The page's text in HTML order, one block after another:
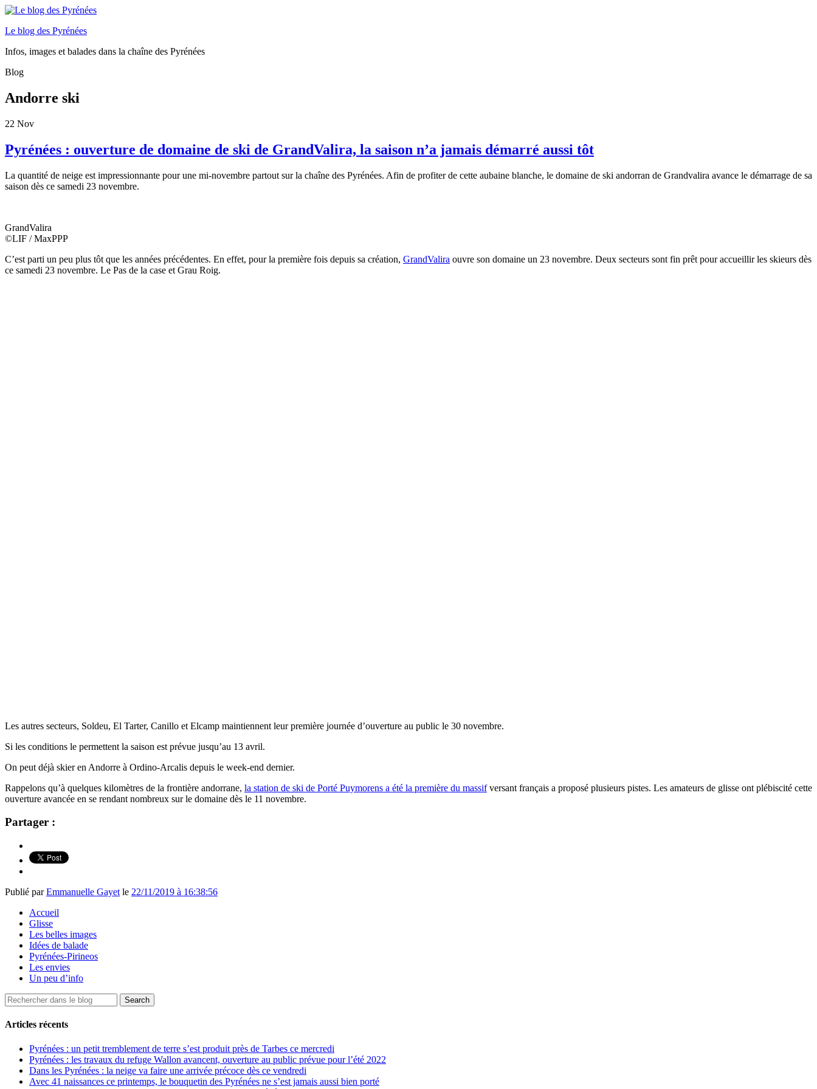
Le blog des Pyrénées
Infos, images et balades dans la chaîne des Pyrénées
Blog
Andorre ski
22 Nov
Pyrénées : ouverture de domaine de ski de GrandValira, la saison n’a jamais démarré aussi tôt
La quantité de neige est impressionnante pour une mi-novembre partout sur la chaîne des Pyrénées. Afin de profiter de cette aubaine blanche, le domaine de ski andorran de Grandvalira avance le démarrage de sa
saison dès ce samedi 23 novembre.
GrandValira
©LIF / MaxPPP
C’est parti un peu plus tôt que les années précédentes. En effet, pour la première fois depuis sa création, GrandValira ouvre son domaine un 23 novembre. Deux secteurs sont fin prêt pour accueillir les skieurs dès
ce samedi 23 novembre. Le Pas de la case et Grau Roig.
Les autres secteurs, Soldeu, El Tarter, Canillo et Elcamp maintiennent leur première journée d’ouverture au public le 30 novembre.
Si les conditions le permettent la saison est prévue jusqu’au 13 avril.
On peut déjà skier en Andorre à Ordino-Arcalis depuis le week-end dernier.
Rappelons qu’à quelques kilomètres de la frontière andorrane, la station de ski de Porté Puymorens a été la première du massifversant français a proposé plusieurs pistes. Les amateurs de glisse ont plébiscité cette
ouverture avancée en se rendant nombreux sur le domaine dès le 11 novembre.
Partager :
Publié parEmmanuelle Gayet le 22/11/2019 à 16:38:56
Accueil
Glisse
Les belles images
Idées de balade
Pyrénées-Pirineos
Les envies
Un peu d’info
Articles récents
Pyrénées : un petit tremblement de terre s’est produit près de Tarbes ce mercredi
Pyrénées : les travaux du refuge Wallon avancent, ouverture au public prévue pour l’été 2022
Dans les Pyrénées : la neige va faire une arrivée précoce dès ce vendredi
Avec 41 naissances ce printemps, le bouquetin des Pyrénées ne s’est jamais aussi bien porté